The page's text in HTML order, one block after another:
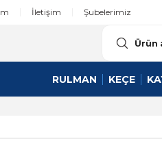
İletişim Şubelerimiz
RULMAN KEÇE